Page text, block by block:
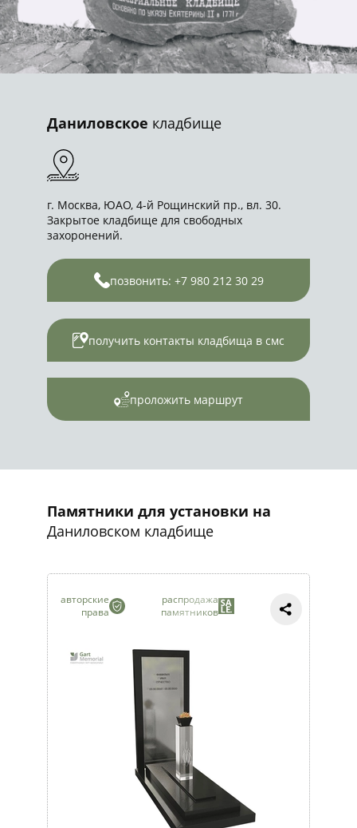
Даниловское кладбище
г. Москва, ЮАО, 4-й Рощинский пр., вл. 30.
Закрытое кладбище для свободных
захоронений.
позвонить: +7 980 212 30 29
получить контакты кладбища в смс
проложить маршрут
Памятники для установки на
Даниловском кладбище
авторские
права
распродажа
памятников